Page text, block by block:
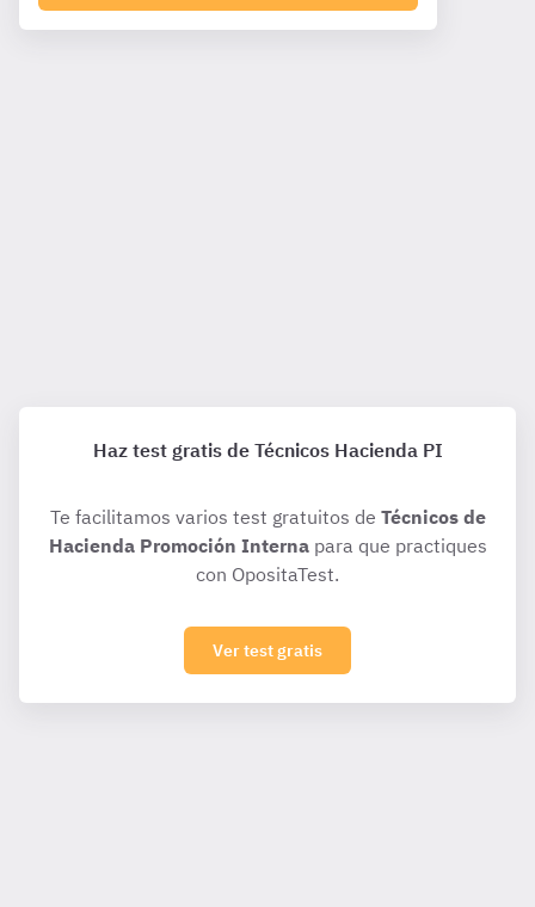
Haz test gratis de Técnicos Hacienda PI
Te facilitamos varios test gratuitos de Técnicos de
Hacienda Promoción Internapara que practiques
con OpositaTest.
Ver test gratis